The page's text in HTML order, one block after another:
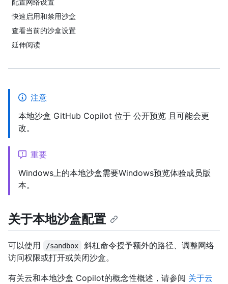
配置网络设置
快速启用和禁用沙盒
查看当前的沙盒设置
延伸阅读
注意
本地沙盒 GitHub Copilot 位于 公开预览 且可能会更
改。
重要
Windows上的本地沙盒需要Windows预览体验成员版
本。
关于本地沙盒配置
可以使用 /sandbox
斜杠命令授予额外的路径、调整网络
访问权限或打开或关闭沙盒。
有关云和本地沙盒 Copilot的概念性概述，请参阅 关于云